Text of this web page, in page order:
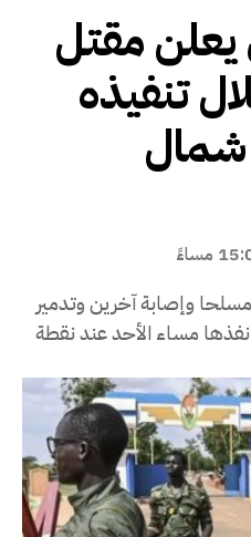
يعلن مقتل
تنفيذه
أعلن الجيش المالي مقتل 11 مسلحا وإصابة آخرين وتدمير
مساء الأحد عند نقطة